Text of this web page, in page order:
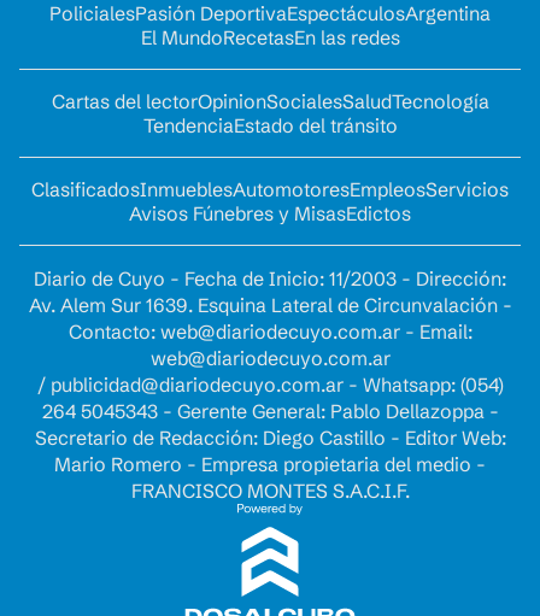
PolicialesPasión DeportivaEspectáculosArgentina
El MundoRecetasEn las redes
Cartas del lectorOpinionSocialesSaludTecnología
TendenciaEstado del tránsito
ClasificadosInmueblesAutomotoresEmpleosServicios
Avisos Fúnebres y MisasEdictos
Diario de Cuyo - Fecha de Inicio: 11/2003 - Dirección:
Av. Alem Sur 1639. Esquina Lateral de Circunvalación -
Contacto: web@diariodecuyo.com.ar- Email:
web@diariodecuyo.com.ar
/ publicidad@diariodecuyo.com.ar- Whatsapp: (054)
264 5045343 - Gerente General: Pablo Dellazoppa -
Secretario de Redacción: Diego Castillo - Editor Web:
Mario Romero - Empresa propietaria del medio -
FRANCISCO MONTES S.A.C.I.F.